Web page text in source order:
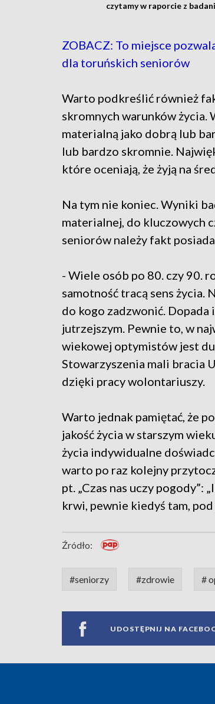
czytamy w raporcie z
ZOBACZ: To miejsce
dla toruńskich seniorów
Warto podkreślić również
skromnych warunków życia.
materialną jako dobrą lub
lub bardzo skromnie.
które oceniają, że żyją na
Na tym nie koniec. Wyniki
materialnej, do kluczowych
seniorów należy fakt
- Wiele osób po 80. czy 90.
samotność tracą sens życia.
do kogo zadzwonić.
jutrzejszym. Pewnie to, w
wiekowej optymistów jest
Stowarzyszenia mali bracia
dzięki pracy wolontariuszy.
Warto jednak pamiętać, że
jakość życia w starszym
życia indywidualne
warto po raz kolejny
pt. „Czas nas uczy pogody”:
krwi, pewnie kiedyś tam,
Źródło:
#seniorzy #zdrowie #
UDOSTĘPNIJ NA